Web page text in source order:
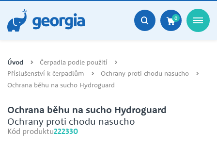
0
Úvod
Čerpadla podle použití
Příslušenství k čerpadlům
Ochrany proti chodu nasucho
Ochrana běhu na sucho Hydroguard
Ochrana běhu na sucho Hydroguard
Ochrany proti chodu nasucho
Kód produktu222330